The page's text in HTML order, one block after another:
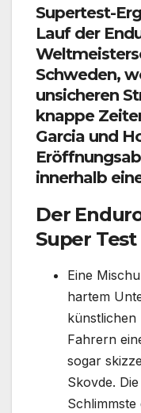
Supertest-
Lauf der
Schweden,
unsicheren
knappe
Garcia und
innerhalb
Der
Super
Eine
hartem
künstlichen
Fahrern
sogar
Skovde.
Schlimmste